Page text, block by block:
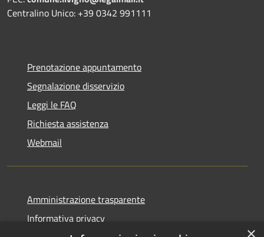
Centralino Unico: +39 0342 991111
Prenotazione appuntamento
Segnalazione disservizio
Leggi le FAQ
Richiesta assistenza
Webmail
Amministrazione trasparente
Informativa privacy